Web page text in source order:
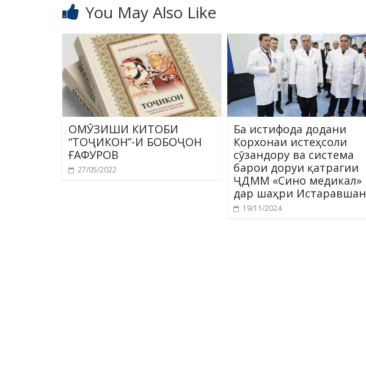
You May Also Like
ОМӮЗИШИ КИТОБИ
“ТОҶИКОН”-И БОБОҶОН
ҒАФУРОВ
27/05/2022
Ба истифода додани
Корхонаи истеҳсоли
сӯзандору ва система
барои доруи қатрагии
ҶДММ «Сино медикал»
дар шаҳри Истаравшан
19/11/2024